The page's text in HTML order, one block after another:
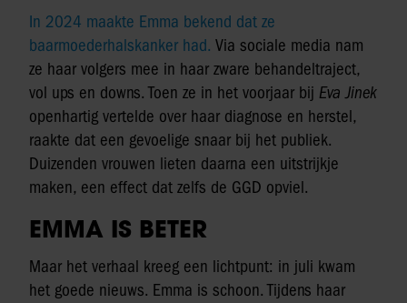
In 2024 maakte Emma bekend dat ze
baarmoederhalskanker had. Via sociale media nam
ze haar volgers mee in haar zware behandeltraject,
vol ups en downs. Toen ze in het voorjaar bij Eva Jinek
openhartig vertelde over haar diagnose en herstel,
raakte dat een gevoelige snaar bij het publiek.
Duizenden vrouwen lieten daarna een uitstrijkje
maken, een effect dat zelfs de GGD opviel.
EMMA IS BETER
Maar het verhaal kreeg een lichtpunt: in juli kwam
het goede nieuws. Emma is schoon. Tijdens haar